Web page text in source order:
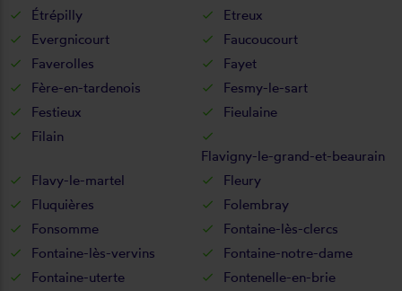
Étrépilly
Etreux
Evergnicourt
Faucoucourt
Faverolles
Fayet
Fère-en-tardenois
Fesmy-le-sart
Festieux
Fieulaine
Filain
Flavigny-le-grand-et-beaurain
Flavy-le-martel
Fleury
Fluquières
Folembray
Fonsomme
Fontaine-lès-clercs
Fontaine-lès-vervins
Fontaine-notre-dame
Fontaine-uterte
Fontenelle-en-brie